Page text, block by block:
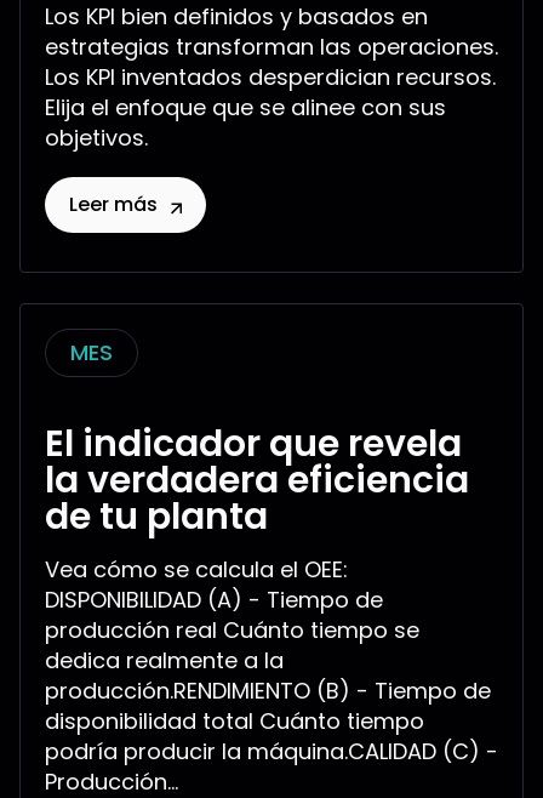
Los KPI bien definidos y basados en
estrategias transforman las operaciones.
Los KPI inventados desperdician recursos.
Elija el enfoque que se alinee con sus
objetivos.
Leer más
MES
El indicador que revela
la verdadera eficiencia
de tu planta
Vea cómo se calcula el OEE:
DISPONIBILIDAD (A) - Tiempo de
producción real Cuánto tiempo se
dedica realmente a la
producción.RENDIMIENTO (B) - Tiempo de
disponibilidad total Cuánto tiempo
podría producir la máquina.CALIDAD (C) -
Producción...